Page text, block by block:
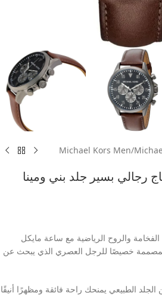
/
Michael Kors Men
بسير جلد بني ومينا
الفخامة والروح الرياضية مع ساعة مايكل
خصيصًا للرجل العصري الذي يبحث عن
الطبيعي يمنحك راحة فائقة ومظهرًا أنيقًا